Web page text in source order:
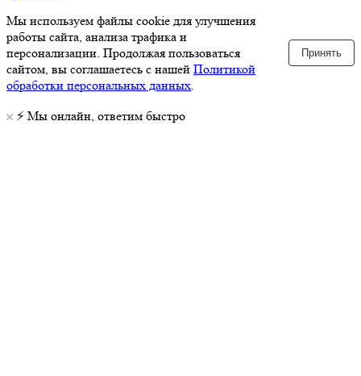
Мы используем файлы cookie для улучшения
работы сайта, анализа трафика и
персонализации. Продолжая пользоваться
сайтом, вы соглашаетесь с нашей Политикой
обработки персональных данных
Принять
⚡️ Мы онлайн, ответим быстро